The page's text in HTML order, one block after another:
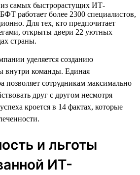
самых быстрорастущих ИТ-
работает более 2300 специалистов,
Для тех, кто предпочитает
открыты двери 22 уютных
страны.
уделяется созданию
внутри команды. Единая
позволяет сотрудникам максимально
друг с другом несмотря
кроется в 14 фактах, которые
и льготы
ИТ-